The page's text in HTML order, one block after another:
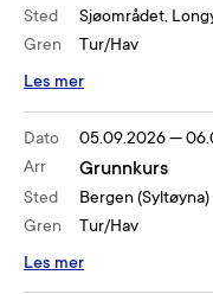
Sted
Gren
Sjøområdet,
Tur/Hav
Les mer
Dato
Arr
Sted
Gren
05.09.2026—
Grunnkurs
Bergen (Syltøyna)
Tur/Hav
Les mer